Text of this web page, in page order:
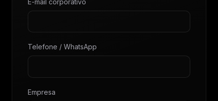
Telefone / WhatsApp
Empresa